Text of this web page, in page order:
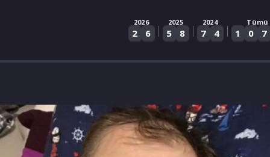
2026
2 6 |
2025
5 8 |
2024
7 4 |
Tümü
1 0 7